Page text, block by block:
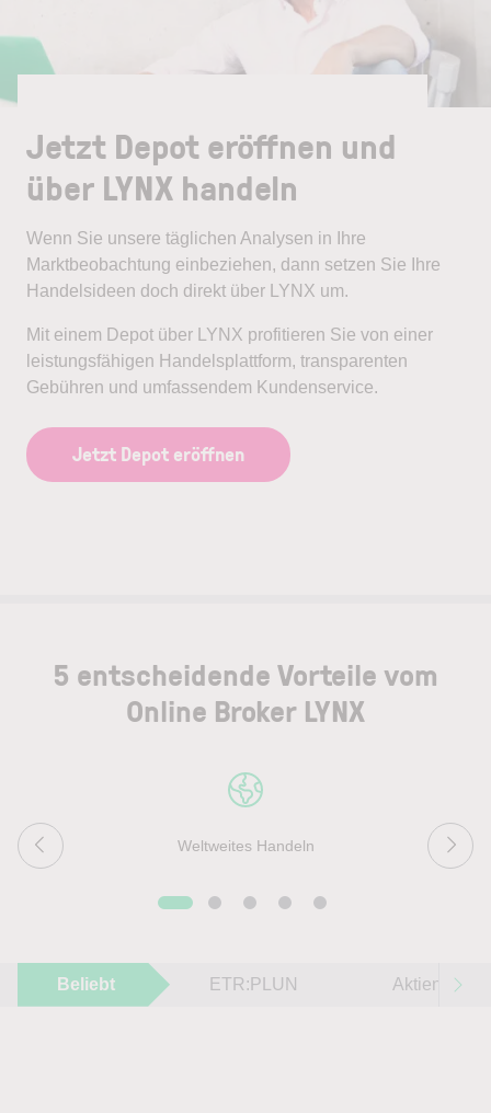
Jetzt Depot eröffnen und
über LYNX handeln
Wenn Sie unsere täglichen Analysen in Ihre
Marktbeobachtung einbeziehen, dann setzen Sie Ihre
Handelsideen doch direkt über LYNX um.
Mit einem Depot über LYNX profitieren Sie von einer
leistungsfähigen Handelsplattform, transparenten
Gebühren und umfassendem Kundenservice.
Jetzt Depot eröffnen
5 entscheidende Vorteile vom
Online Broker LYNX
Weltweites Handeln
Beliebt ETR:PLUN Aktien im